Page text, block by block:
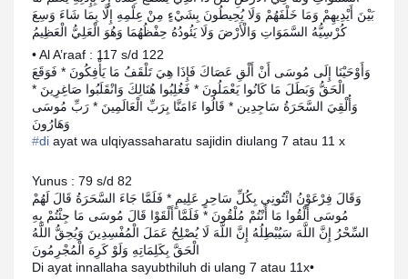
بَيْنَ أَيْدِيهِمْ وَمَا خَلْفَهُمْ وَلَا يُحِيطُونَ بِشَيْءٍ مِنْ عِلْمِهِ إِلَّا بِمَا شَاءَ وَسِعَ
كُرْسِيُّهُ السَّمَوَاتِ وَالْأَرْضَ وَلَا يَئُودُهُ حِفْظُهُمَا وَهُوَ الْعَلِيُّ الْعَظِيمُ
• Al A’raaf : 117 s/d 122
وَأَوْحَيْنَا إِلَى مُوسَى أَنْ أَلْقِ عَصَاكَ فَإِذَا هِيَ تَلْقَفُ مَا يَأْفِكُونَ * فَوَقَعَ
الْحَقُّ وَبَطَلَ مَا كَانُوا يَعْمَلُونَ * فَغُلِبُوا هُنَالِكَ وَانْقَلَبُوا صَاغِرِينَ *
وَأُلْقِيَ السَّحَرَةُ سَاجِدِين * قَالُوا ءَامَنَّا بِرَبِّ الْعَالَمِينَ * رَبِّ مُوسَى
وَهَارُونَ
‪#‎
ayat wa ulqiyassaharatu sajidin diulang 7 atau 11 x
Yunus : 79 s/d 82
وَقَالَ فِرْعَوْنُ ائْتُونِي بِكُلِّ سَاحِرٍ عَلِيمٍ * فَلَمَّا جَاءَ السَّحَرَةُ قَالَ لَهُمْ
مُوسَى أَلْقُوا مَا أَنْتُمْ مُلْقُونَ * فَلَمَّا أَلْقَوْا قَالَ مُوسَى مَا جِئْتُمْ بِهِ
السِّحْرُ إِنَّ اللَّهَ سَيُبْطِلُهُ إِنَّ اللَّهَ لَا يُصْلِحُ عَمَلَ الْمُفْسِدِينَ وَيُحِقُّ اللَّهُ
الْحَقَّ بِكَلِمَاتِهِ وَلَوْ كَرِهَ الْمُجْرِمُونَ
Di ayat innallaha sayubthiluh di ulang 7 atau 11x•